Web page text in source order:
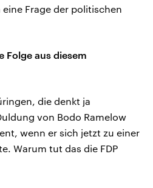
Frage der politischen
Folge aus diesem
die denkt ja
von Bodo Ramelow
wenn er sich jetzt zu einer
Warum tut das die FDP